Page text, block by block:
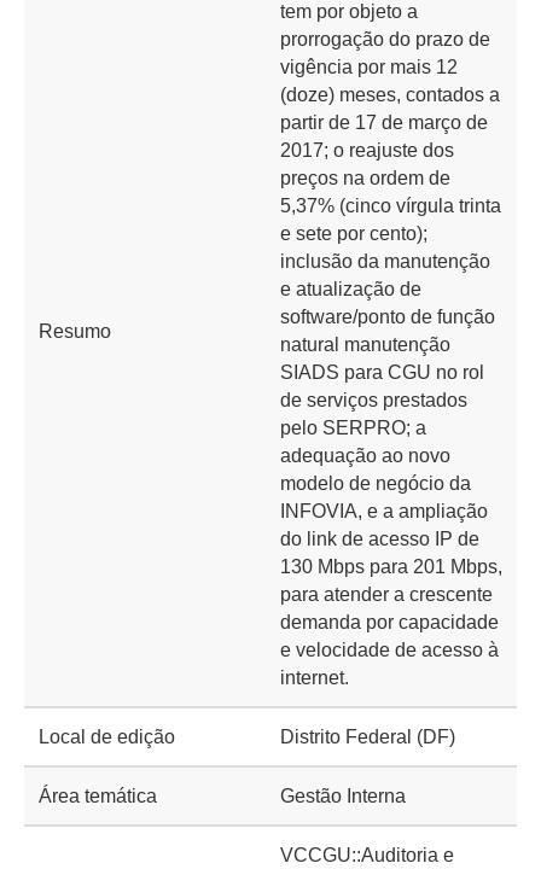
Resumo
tem por objeto a
prorrogação do prazo de
vigência por mais 12
(doze) meses, contados a
partir de 17 de março de
2017; o reajuste dos
preços na ordem de
5,37% (cinco vírgula trinta
e sete por cento);
inclusão da manutenção
e atualização de
software/ponto de função
natural manutenção
SIADS para CGU no rol
de serviços prestados
pelo SERPRO; a
adequação ao novo
modelo de negócio da
INFOVIA, e a ampliação
do link de acesso IP de
130 Mbps para 201 Mbps,
para atender a crescente
demanda por capacidade
e velocidade de acesso à
internet.
Local de edição Distrito Federal (DF)
Área temática Gestão Interna
VCCGU::Auditoria e